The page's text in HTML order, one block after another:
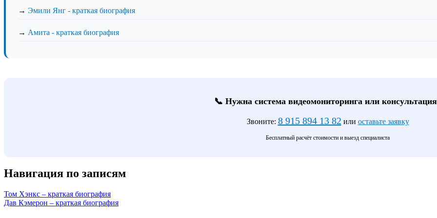
→ Эмили Янг - краткая биография
→ Амита - краткая биография
📞 Нужна система видеомониторинга или
Звоните: 8 915 894 13 82 или оставьте заявку
Бесплатный расчёт стоимости и выезд специалиста
Навигация по записям
Том Хэнкс – краткая биография
Дав Кэмерон – краткая биография